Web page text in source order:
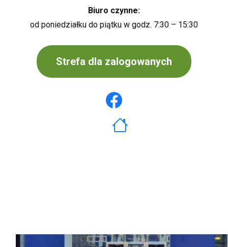
Biuro czynne:
od poniedziałku do piątku w godz. 7:30 – 15:30
Strefa dla zalogowanych